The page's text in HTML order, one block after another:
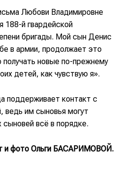
Любови Владимировне
188-й гвардейской
бригады. Мой сын Денис
в армии, продолжает это
получать новые по-прежнему
детей, как чувствую я».
поддерживает контакт с
ведь им сыновья могут
всё в порядке.
и фото Ольги БАСАРИМОВОЙ.